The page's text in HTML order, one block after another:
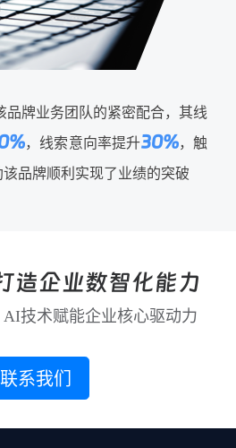
品牌业务团队的紧密配合，其线
，线索意向率提升30%，触
该品牌顺利实现了业绩的突破
造企业数智化能力
技术赋能企业核心驱动力
联系我们